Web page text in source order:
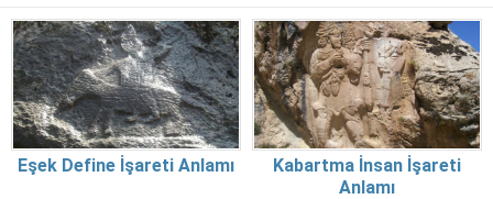
Eşek Define İşareti Anlamı
Kabartma İnsan İşareti
Anlamı